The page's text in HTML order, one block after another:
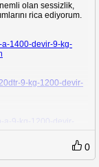
olan sessizlik,
rica ediyorum.
a-1400-devir-9-kg-
9-kg-1200-devir-
0